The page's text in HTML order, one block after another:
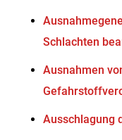
Schlachten
Ausnahmen
Ausschlagung